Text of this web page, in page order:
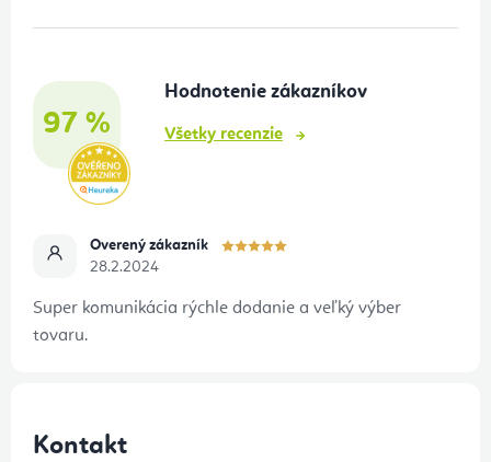
97 %
Hodnotenie zákazníkov
Všetky recenzie
Overený zákazník
28.2.2024
Super komunikácia rýchle dodanie a veľký výber
tovaru.
Kontakt